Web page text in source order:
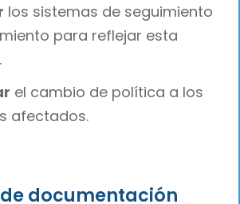
los sistemas de seguimiento
para reflejar esta
el cambio de política a los
afectados.
documentación